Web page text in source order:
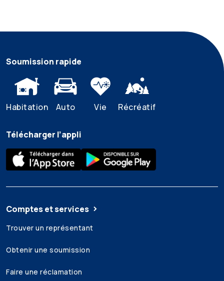
Soumission rapide
Habitation Auto Vie Récréatif
Télécharger l’appli
Comptes et services
Trouver un représentant
Obtenir une soumission
Faire une réclamation